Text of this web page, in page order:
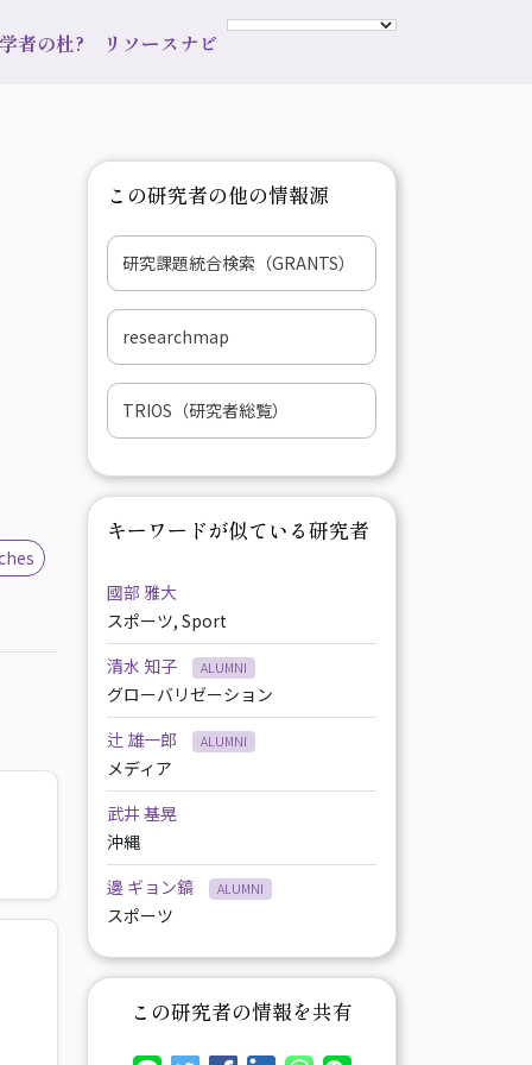
者の杜? リソースナビ
この研究者の他の情報源
研究課題統合検索（GRANTS）
researchmap
TRIOS（研究者総覧）
キーワードが似ている研究者
國部 雅大
スポーツ, Sport
清水 知子
ALUMNI
グローバリゼーション
辻 雄一郎
ALUMNI
メディア
武井 基晃
沖縄
邊 ギョン鎬
ALUMNI
スポーツ
この研究者の情報を共有